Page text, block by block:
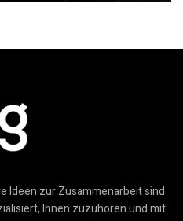
Ideen zur Zusammenarbeit sind
Ihnen zuzuhören und mit